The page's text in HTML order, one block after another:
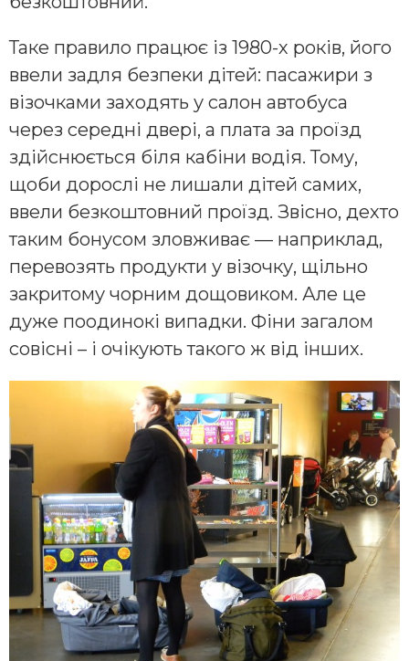
Таке правило працює із 1980-х років, його
ввели задля безпеки дітей: пасажири з
візочками заходять у салон автобуса
через середні двері, а плата за проїзд
здійснюється біля кабіни водія. Тому,
щоби дорослі не лишали дітей самих,
ввели безкоштовний проїзд. Звісно, дехто
таким бонусом зловживає — наприклад,
перевозять продукти у візочку, щільно
закритому чорним дощовиком. Але це
дуже поодинокі випадки. Фіни загалом
совісні – і очікують такого ж від інших.